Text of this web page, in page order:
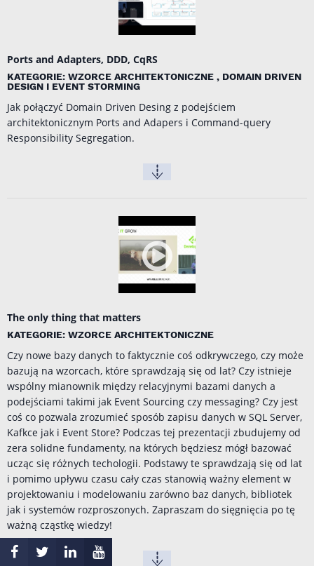
Ports and Adapters, DDD, CqRS
KATEGORIE: WZORCE ARCHITEKTONICZNE , DOMAIN DRIVEN
DESIGN I EVENT STORMING
Jak połączyć Domain Driven Desing z podejściem
architektonicznym Ports and Adapers i Command-query
Responsibility Segregation.
The only thing that matters
KATEGORIE: WZORCE ARCHITEKTONICZNE
Czy nowe bazy danych to faktycznie coś odkrywczego, czy może
bazują na wzorcach, które sprawdzają się od lat? Czy istnieje
wspólny mianownik między relacyjnymi bazami danych a
podejściami takimi jak Event Sourcing czy messaging? Czy jest
coś co pozwala zrozumieć sposób zapisu danych w SQL Server,
Kafkce jak i Event Store? Podczas tej prezentacji zbudujemy od
zera solidne fundamenty, na których będziesz mógł bazować
ucząc się różnych techologii. Podstawy te sprawdzają się od lat
i pomimo upływu czasu cały czas stanowią ważny element w
projektowaniu i modelowaniu zarówno baz danych, bibliotek
jak i systemów rozproszonych. Zapraszam do sięgnięcia po tę
ważną cząstkę wiedzy!